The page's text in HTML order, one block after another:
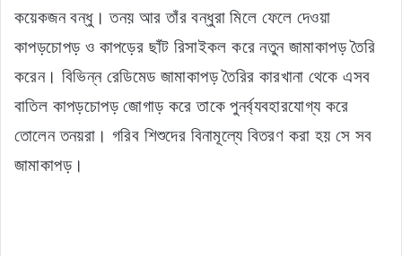
কয়েকজন বন্ধু। তনয় আর তাঁর বন্ধুরা মিলে ফেলে দেওয়া
কাপড়চোপড় ও কাপড়ের ছাঁট রিসাইকল করে নতুন জামাকাপড় তৈরি
করেন। বিভিন্ন রেডিমেড জামাকাপড় তৈরির কারখানা থেকে এসব
বাতিল কাপড়চোপড় জোগাড় করে তাকে পুনর্ব্যবহারযোগ্য করে
তোলেন তনয়রা। গরিব শিশুদের বিনামূল্যে বিতরণ করা হয় সে সব
জামাকাপড়।